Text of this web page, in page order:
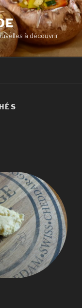
à découvrir